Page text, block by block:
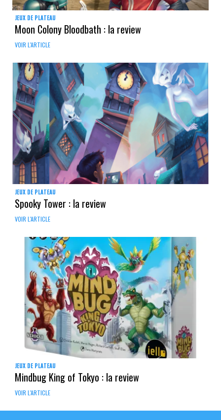
JEUX DE PLATEAU
Moon Colony Bloodbath : la review
VOIR L'ARTICLE
JEUX DE PLATEAU
Spooky Tower : la review
VOIR L'ARTICLE
JEUX DE PLATEAU
Mindbug King of Tokyo : la review
VOIR L'ARTICLE